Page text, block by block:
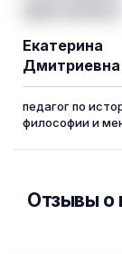
Екатерина
Дмитриевна
педагог по
философии и
Отзывы о